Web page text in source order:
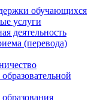
обучающихся
услуги
деятельность
(перевода)